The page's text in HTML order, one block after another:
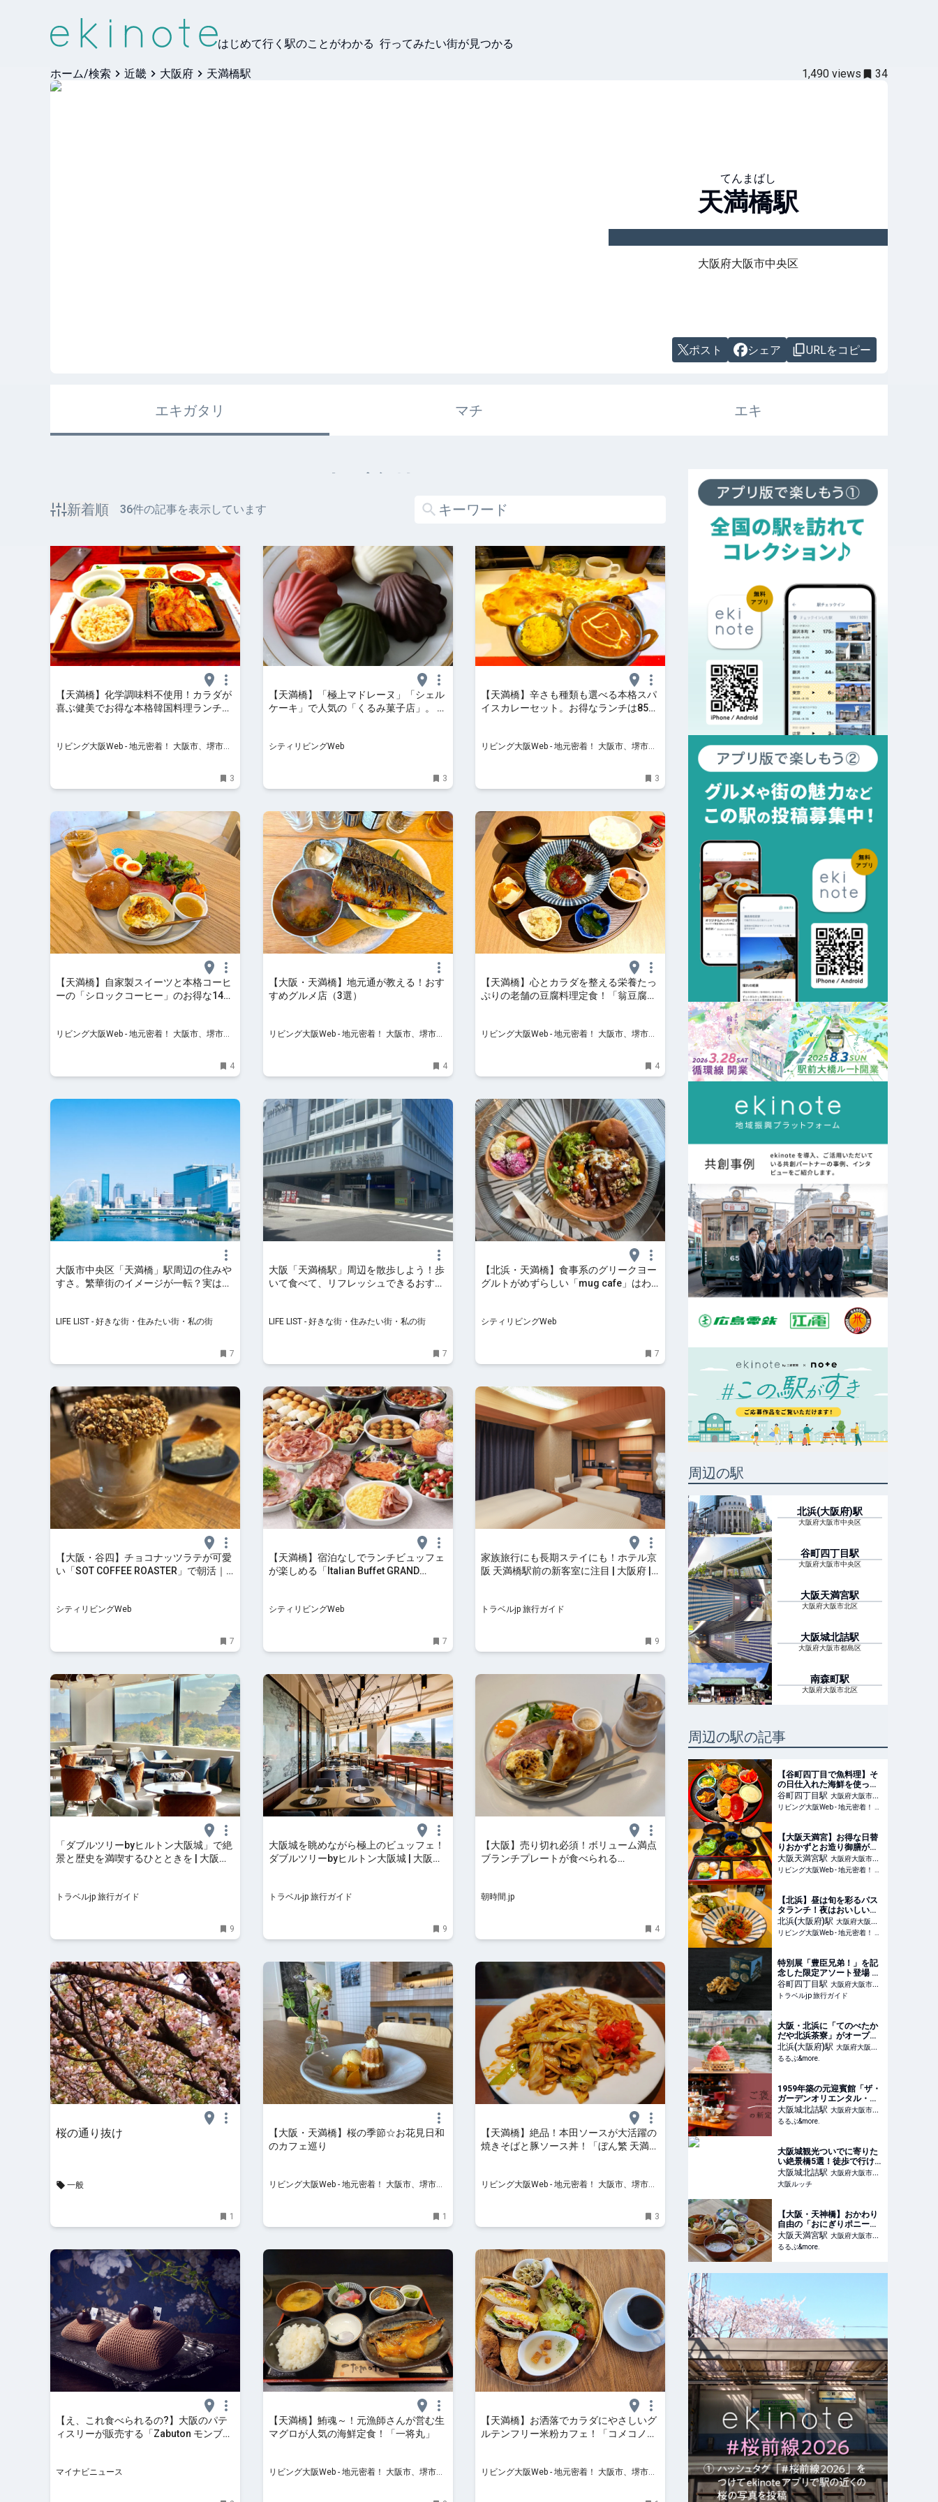
はじめて行く駅のことがわかる 行ってみたい街が見つかる
ホーム/検索 近畿 大阪府 天満橋駅 1,490 views 34
てんまばし
天満橋駅
大阪府大阪市中央区
ポスト シェア URLをコピー
エキガタリ マチ エキ
エキガタリ
新着順 36件の記事を表示しています
【天満橋】化学調味料不使用！カラダが
喜ぶ健美でお得な本格韓国料理ランチ！
リビング大阪Web - 地元密着！ 大阪市、堺市、
3
【天満橋】「極上マドレーヌ」「シェル
ケーキ」で人気の「くるみ菓子店」。 谷
シティリビングWeb
3
【天満橋】辛さも種類も選べる本格スパ
イスカレーセット。お得なランチは850
リビング大阪Web - 地元密着！ 大阪市、堺市、
3
【天満橋】自家製スイーツと本格コーヒ
ーの「シロックコーヒー」のお得な14時
リビング大阪Web - 地元密着！ 大阪市、堺市、
4
【大阪・天満橋】地元通が教える！おす
すめグルメ店（3選）
リビング大阪Web - 地元密着！ 大阪市、堺市、
4
【天満橋】心とカラダを整える栄養たっ
ぷりの老舗の豆腐料理定食！「翁豆腐
リビング大阪Web - 地元密着！ 大阪市、堺市、
4
大阪市中央区「天満橋」駅周辺の住みや
すさ。繁華街のイメージが一転？実は緑
LIFE LIST - 好きな街・住みたい街・私の街
7
大阪「天満橋駅」周辺を散歩しよう！歩
いて食べて、リフレッシュできるおすす
街
LIFE LIST - 好きな街・住みたい街・私の街
7
【北浜・天満橋】食事系のグリークヨー
グルトがめずらしい「mug cafe」はわ
シティリビングWeb
7
【大阪・谷四】チョコナッツラテが可愛
い「SOT COFFEE ROASTER」で朝活｜
シティリビングWeb
7
【天満橋】宿泊なしでランチビュッフェ
が楽しめる「Italian Buffet GRAND
シティリビングWeb
7
家族旅行にも長期ステイにも！ホテル京
阪 天満橋駅前の新客室に注目 | 大阪府 |
トラベルjp 旅行ガイド
9
「ダブルツリーbyヒルトン大阪城」で絶
景と歴史を満喫するひとときを | 大阪府 |
トラベルjp 旅行ガイド
9
大阪城を眺めながら極上のビュッフェ！
ダブルツリーbyヒルトン大阪城 | 大阪府 |
トラベルjp 旅行ガイド
9
【大阪】売り切れ必須！ボリューム満点
ブランチプレートが食べられる
朝時間.jp
4
桜の通り抜け
一般
1
【大阪・天満橋】桜の季節☆お花見日和
のカフェ巡り
リビング大阪Web - 地元密着！ 大阪市、堺市、
1
【天満橋】絶品！本田ソースが大活躍の
焼きそばと豚ソース丼！「ぼん繁 天満橋
リビング大阪Web - 地元密着！ 大阪市、堺市、
3
【え、これ食べられるの?】大阪のパテ
ィスリーが販売する「Zabuton モンブラ
ウマ」
マイナビニュース
【天満橋】鮪魂～！元漁師さんが営む生
マグロが人気の海鮮定食！「一将丸」
リビング大阪Web - 地元密着！ 大阪市、堺市、
【天満橋】お洒落でカラダにやさしいグ
ルテンフリー米粉カフェ！「コメコノコ
リビング大阪Web - 地元密着！ 大阪市、堺市、
周辺の駅
北浜(大阪府)駅
大阪府大阪市中央区
谷町四丁目駅
大阪府大阪市中央区
大阪天満宮駅
大阪府大阪市北区
大阪城北詰駅
大阪府大阪市都島区
南森町駅
大阪府大阪市北区
周辺の駅の記事
【谷町四丁目で魚料理】そ
の日仕入れた海鮮を使った
お得なコース、550円の海
鮮漬け丼ランチ
谷町四丁目駅 大阪府大阪市中
央区
リビング大阪Web - 地元密着！ 大阪市、堺市、北摂エリア、京阪沿線ほかのグルメ、イベント、お出かけ、習い事情報
【大阪天満宮】お得な日替
りおかずとお造り御膳が
1000円！トロトロ豚の角
煮！「魚や市 本店」
大阪天満宮駅 大阪府大阪市北
区
リビング大阪Web - 地元密着！ 大阪市、堺市、北摂エリア、京阪沿線ほかのグルメ、イベント、お出かけ、習い事情報
【北浜】昼は旬を彩るパス
タランチ！夜はおいしいワ
インとイタリアン！
「cane（カーネ）」
北浜(大阪府)駅 大阪府大阪市
中央区
リビング大阪Web - 地元密着！ 大阪市、堺市、北摂エリア、京阪沿線ほかのグルメ、イベント、お出かけ、習い事情報
特別展「豊臣兄弟！」を記
念した限定アソート登場 奈
良祥樂が大阪歴史博物館で
販売 | 大阪府 | トラベルjp
旅行ガイド
谷町四丁目駅 大阪府大阪市中
央区
トラベルjp 旅行ガイド
大阪・北浜に「てのべたか
だや北浜茶寮」がオープ
ン。土佐堀川沿いのテラス
席で味わう絶品の三輪そう
めん&季節限定のかき氷｜
北浜(大阪府)駅 大阪府大阪市
中央区
るるぶ&more.
1959年築の元迎賓館「ザ・
ガーデンオリエンタル・大
阪」で、一般開放されてい
るレトロ建築とアフタヌー
ンティーを楽しむ【ご褒美
&more.
大阪城北詰駅 大阪府大阪市都
島区
るるぶ&more.
大阪城観光ついでに寄りた
い絶景橋5選！徒歩で行け
る穴場スポット徹底ガイ
ド！ ｜ 大阪ルッチ
大阪城北詰駅 大阪府大阪市都
島区
大阪ルッチ
【大阪・天神橋】おかわり
自由の「おにぎりポニーテ
ール」は、おにぎり＆多彩
な小鉢でリピーター急増
中！｜るるぶ&more.
大阪天満宮駅 大阪府大阪市北
区
るるぶ&more.